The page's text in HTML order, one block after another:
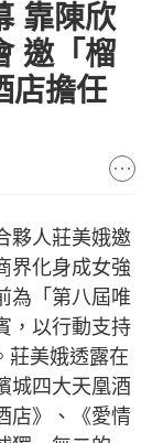
靠陳欣
邀「榴
店擔任
夥人莊美娥邀
界化身成女強
為「第八屆唯
，以行動支持
莊美娥透露在
城四大天凰酒
店》、《愛情